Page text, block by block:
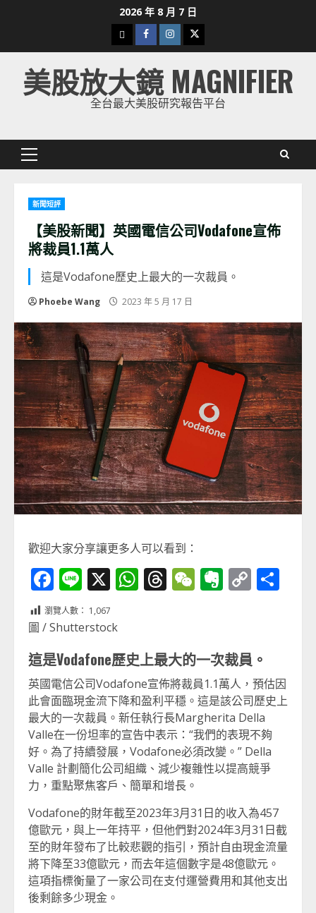
2026 年 8 月 7 日
下
載
美
股
Facebook
Instagram
Twitter
美股放大鏡 MAGNIFIER
全台最大美股研究報告平台
Primary
新聞短評
【美股新聞】英國電信公司Vodafone宣佈
將裁員1.1萬人
這是Vodafone歷史上最大的一次裁員。
Phoebe Wang 2023 年 5 月 17 日
歡迎大家分享讓更多人可以看到：
Facebook
Line
X WhatsApp
Threads
WeChat
Evernote
Copy
瀏覽人數： 1,067
圖 / Shutterstock
這是Vodafone歷史上最大的一次裁員。
英國電信公司Vodafone宣佈將裁員1.1萬人，預估因
此會面臨現金流下降和盈利平穩。這是該公司歷史上
最大的一次裁員。新任執行長Margherita Della
Valle在一份坦率的宣告中表示：“我們的表現不夠
好。為了持續發展，Vodafone必須改變。” Della
Valle 計劃簡化公司組織、減少複雜性以提高競爭
力，重點聚焦客戶、簡單和增長。
Vodafone的財年截至2023年3月31日的收入為457
億歐元，與上一年持平，但他們對2024年3月31日截
至的財年發布了比較悲觀的指引，預計自由現金流量
將下降至33億歐元，而去年這個數字是48億歐元。
這項指標衡量了一家公司在支付運營費用和其他支出
後剩餘多少現金。